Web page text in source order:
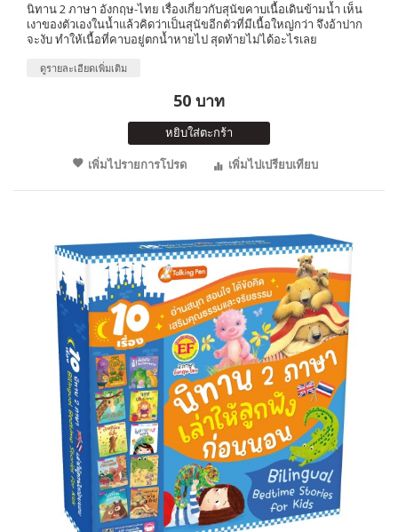
นิทาน 2 ภาษา อังกฤษ-ไทย เรื่องเกี่ยวกับสุนัขคาบเนื้อเดินข้ามน้ำ เห็น
เงาของตัวเองในน้ำแล้วคิดว่าเป็นสุนัขอีกตัวที่มีเนื้อใหญ่กว่า จึงอ้าปาก
จะงับ ทำให้เนื้อที่คาบอยู่ตกน้ำหายไป สุดท้ายไม่ได้อะไรเลย
ดูรายละเอียดเพิ่มเติม
50 บาท
หยิบใส่ตะกร้า
เพิ่มไปรายการโปรด
เพิ่มไปเปรียบเทียบ